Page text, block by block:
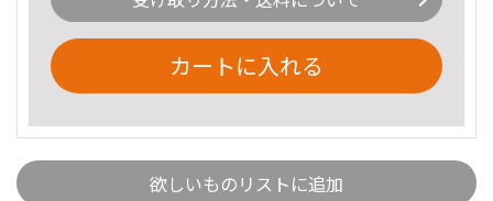
カートに入れる
欲しいものリストに追加